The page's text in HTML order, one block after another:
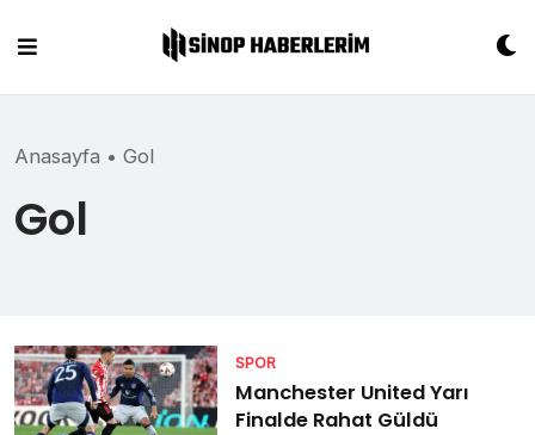
content
Anasayfa • Gol
Gol
SPOR
Manchester United Yarı
Finalde Rahat Güldü